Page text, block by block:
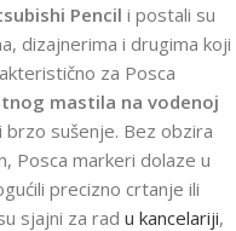
Pencil i postali su
dizajnerima i drugima koji
za Posca
mastila na vodenoj
brzo sušenje. Bez obzira
Posca markeri dolaze u
precizno crtanje ili
sjajni za rad u kancelariji,